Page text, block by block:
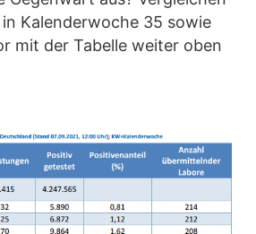
Kalenderwoche 35 sowie
mit der Tabelle weiter oben